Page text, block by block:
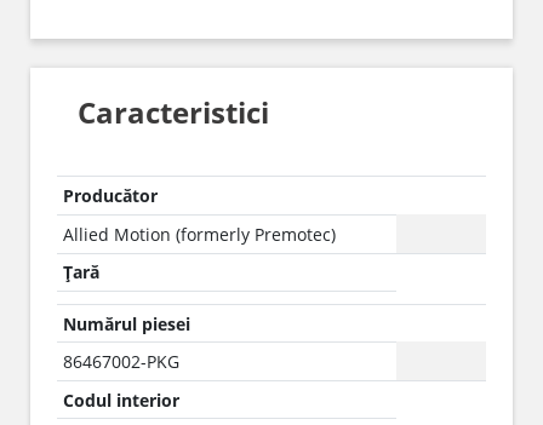
Caracteristici
Producător
Allied Motion (formerly Premotec)
Țară
Numărul piesei
86467002-PKG
Codul interior